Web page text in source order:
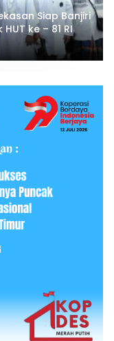
Siap Banjiri
ke – 81 RI